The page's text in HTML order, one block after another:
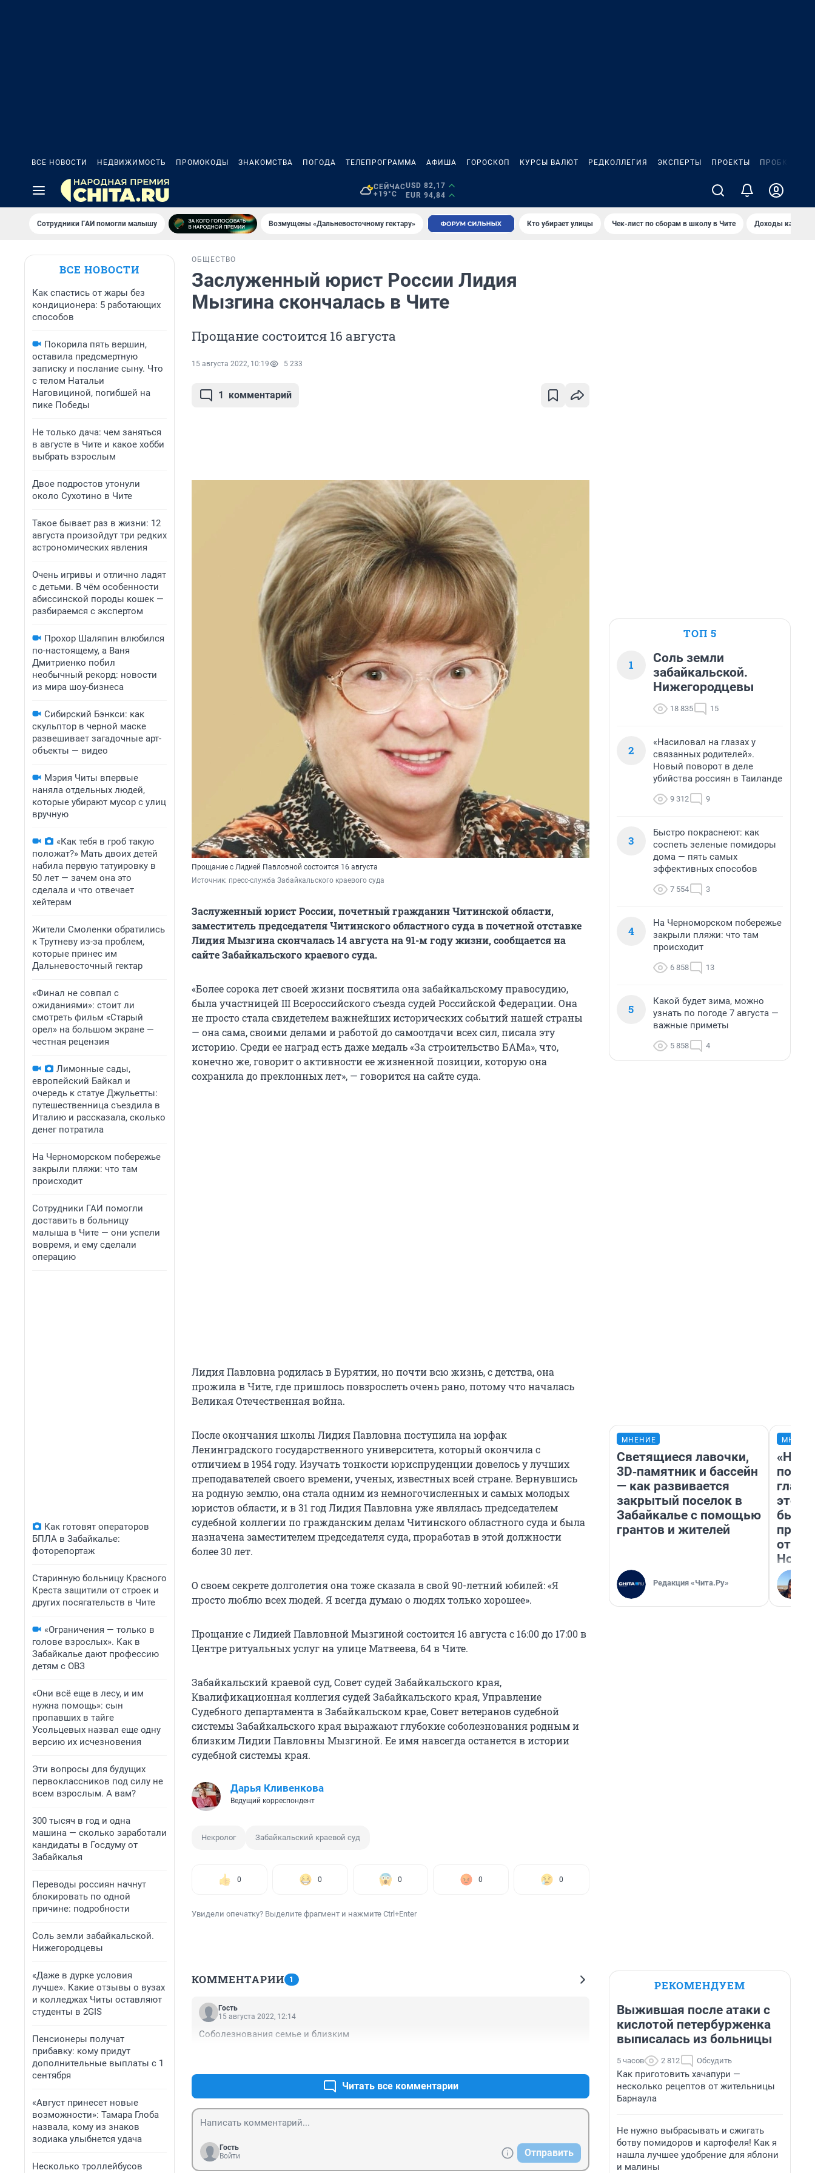
ВСЕ НОВОСТИ НЕДВИЖИМОСТЬ ПРОМОКОДЫ ЗНАКОМСТВА ПОГОДА ТЕЛЕПРОГРАММА АФИША ГОРОСКОП КУРСЫ ВАЛЮТ РЕДКОЛЛЕГИЯ ЭКСПЕРТЫ ПРОЕКТЫ ПРОБКИ
СЕЙЧАС
+19°C
USD 82,17
EUR 94,84
Сотрудники ГАИ помогли малышу Возмущены «Дальневосточному гектару» Кто убирает улицы Чек-лист по сборам в школу в Чите Доходы
ВСЕ НОВОСТИ
Как спастись от жары без
кондиционера: 5 работающих
способов
Покорила пять вершин,
оставила предсмертную
записку и послание сыну. Что
с телом Натальи
Наговициной, погибшей на
пике Победы
Не только дача: чем заняться
в августе в Чите и какое хобби
выбрать взрослым
Двое подростов утонули
около Сухотино в Чите
Такое бывает раз в жизни: 12
августа произойдут три редких
астрономических явления
Очень игривы и отлично ладят
с детьми. В чём особенности
абиссинской породы кошек —
разбираемся с экспертом
Прохор Шаляпин влюбился
по-настоящему, а Ваня
Дмитриенко побил
необычный рекорд: новости
из мира шоу-бизнеса
Сибирский Бэнкси: как
скульптор в черной маске
развешивает загадочные арт-
объекты — видео
Мэрия Читы впервые
наняла отдельных людей,
которые убирают мусор с улиц
вручную
«Как тебя в гроб такую
положат?» Мать двоих детей
набила первую татуировку в
50 лет — зачем она это
сделала и что отвечает
хейтерам
Жители Смоленки обратились
к Трутневу из-за проблем,
которые принес им
Дальневосточный гектар
«Финал не совпал с
ожиданиями»: стоит ли
смотреть фильм «Старый
орел» на большом экране —
честная рецензия
Лимонные сады,
европейский Байкал и
очередь к статуе Джульетты:
путешественница съездила в
Италию и рассказала, сколько
денег потратила
На Черноморском побережье
закрыли пляжи: что там
происходит
Сотрудники ГАИ помогли
доставить в больницу
малыша в Чите — они успели
вовремя, и ему сделали
операцию
Как готовят операторов
БПЛА в Забайкалье:
фоторепортаж
Старинную больницу Красного
Креста защитили от строек и
других посягательств в Чите
«Ограничения — только в
голове взрослых». Как в
Забайкалье дают профессию
детям с ОВЗ
«Они всё еще в лесу, и им
нужна помощь»: сын
пропавших в тайге
Усольцевых назвал еще одну
версию их исчезновения
Эти вопросы для будущих
первоклассников под силу не
всем взрослым. А вам?
300 тысяч в год и одна
машина — сколько заработали
кандидаты в Госдуму от
Забайкалья
Переводы россиян начнут
блокировать по одной
причине: подробности
Соль земли забайкальской.
Нижегородцевы
«Даже в дурке условия
лучше». Какие отзывы о вузах
и колледжах Читы оставляют
студенты в 2GIS
Пенсионеры получат
прибавку: кому придут
дополнительные выплаты с 1
сентября
«Август принесет новые
возможности»: Тамара Глоба
назвала, кому из знаков
зодиака улыбнется удача
Несколько троллейбусов
ОБЩЕСТВО
Заслуженный юрист России Лидия
Мызгина скончалась в Чите
Прощание состоится 16 августа
15 августа 2022, 10:19 5 233
1 комментарий
Прощание с Лидией Павловной состоится 16 августа
Источник: пресс-служба Забайкальского краевого суда
Заслуженный юрист России, почетный гражданин Читинской области,
заместитель председателя Читинского областного суда в почетной отставке
Лидия Мызгина скончалась 14 августа на 91-м году жизни, сообщается на
сайте Забайкальского краевого суда.
«Более сорока лет своей жизни посвятила она забайкальскому правосудию,
была участницей III Всероссийского съезда судей Российской Федерации. Она
не просто стала свидетелем важнейших исторических событий нашей страны
— она сама, своими делами и работой до самоотдачи всех сил, писала эту
историю. Среди ее наград есть даже медаль «За строительство БАМа», что,
конечно же, говорит о активности ее жизненной позиции, которую она
сохранила до преклонных лет», — говорится на сайте суда.
Лидия Павловна родилась в Бурятии, но почти всю жизнь, с детства, она
прожила в Чите, где пришлось повзрослеть очень рано, потому что началась
Великая Отечественная война.
После окончания школы Лидия Павловна поступила на юрфак
Ленинградского государственного университета, который окончила с
отличием в 1954 году. Изучать тонкости юриспруденции довелось у лучших
преподавателей своего времени, ученых, известных всей стране. Вернувшись
на родную землю, она стала одним из немногочисленных и самых молодых
юристов области, и в 31 год Лидия Павловна уже являлась председателем
судебной коллегии по гражданским делам Читинского областного суда и была
назначена заместителем председателя суда, проработав в этой должности
более 30 лет.
О своем секрете долголетия она тоже сказала в свой 90-летний юбилей: «Я
просто люблю всех людей. Я всегда думаю о людях только хорошее».
Прощание с Лидией Павловной Мызгиной состоится 16 августа с 16:00 до 17:00 в
Центре ритуальных услуг на улице Матвеева, 64 в Чите.
Забайкальский краевой суд, Совет судей Забайкальского края,
Квалификационная коллегия судей Забайкальского края, Управление
Судебного департамента в Забайкальском крае, Совет ветеранов судебной
системы Забайкальского края выражают глубокие соболезнования родным и
близким Лидии Павловны Мызгиной. Ее имя навсегда останется в истории
судебной системы края.
Дарья Кливенкова
Ведущий корреспондент
Некролог Забайкальский краевой суд
0 0 0 0 0
Увидели опечатку? Выделите фрагмент и нажмите Ctrl+Enter
КОММЕНТАРИИ 1
Гость
15 августа 2022, 12:14
Соболезнования семье и близким
Читать все комментарии
Гость
Войти
Отправить
ТОП 5
1
Соль земли
забайкальской.
Нижегородцевы
18 835 15
2
«Насиловал на глазах у
связанных родителей».
Новый поворот в деле
убийства россиян в Таиланде
9 312 9
3
Быстро покраснеют: как
соспеть зеленые помидоры
дома — пять самых
эффективных способов
7 554 3
4
На Черноморском побережье
закрыли пляжи: что там
происходит
6 858 13
5
Какой будет зима, можно
узнать по погоде 7 августа —
важные приметы
5 858 4
МНЕНИЕ
Светящиеся лавочки,
3D‑памятник и бассейн
— как развивается
закрытый поселок в
Забайкалье с помощью
грантов и жителей
Редакция «Чита.Ру»
этого
бьет
РЕКОМЕНДУЕМ
Выжившая после атаки с
кислотой петербурженка
выписалась из больницы
5 часов 2 812 Обсудить
Как приготовить хачапури —
несколько рецептов от жительницы
Барнаула
Не нужно выбрасывать и сжигать
ботву помидоров и картофеля! Как я
нашла лучшее удобрение для яблони
и малины